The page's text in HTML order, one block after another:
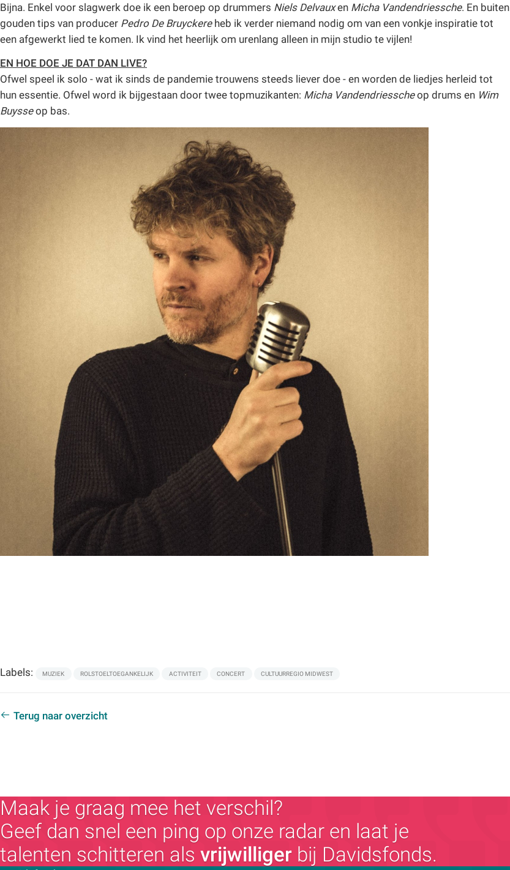
Bijna. Enkel voor slagwerk doe ik een beroep op drummers Niels Delvauxen Micha Vandendriessche. En buiten
gouden tips van producer Pedro De Bruyckereheb ik verder niemand nodig om van een vonkje inspiratie tot
een afgewerkt lied te komen. Ik vind het heerlijk om urenlang alleen in mijn studio te vijlen!
EN HOE DOE JE DAT DAN LIVE?
Ofwel speel ik solo - wat ik sinds de pandemie trouwens steeds liever doe - en worden de liedjes herleid tot
hun essentie. Ofwel word ik bijgestaan door twee topmuzikanten: Micha Vandendriesscheop drums en Wim
Buysseop bas.
Labels: MUZIEK ROLSTOELTOEGANKELIJK ACTIVITEIT CONCERT CULTUURREGIO MIDWEST
Terug naar overzicht
Maak je graag mee het verschil?
Geef dan snel een ping op onze radar en laat je
talenten schitteren als vrijwilliger bij Davidsfonds.